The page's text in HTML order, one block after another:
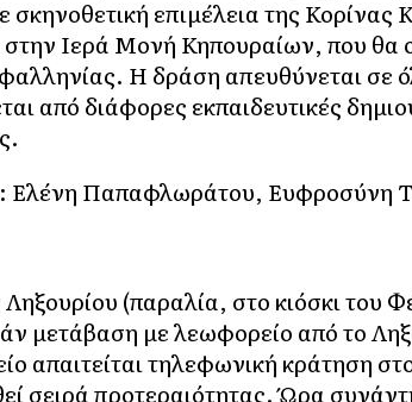
επιμέλεια της
στην Ιερά Μονή Κηπουραίων, που θα
Η δράση απευθύνεται σε
από διάφορες εκπαιδευτικές
Ελένη Παπαφλωράτου, Ευφροσύνη
(παραλία, στο κιόσκι του
μετάβαση με λεωφορείο από το
απαιτείται τηλεφωνική κράτηση
σειρά προτεραιότητας. Ώρα